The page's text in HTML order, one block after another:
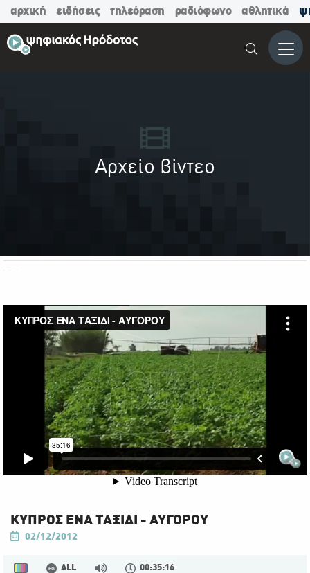
αρχική ειδήσεις τηλεόραση ραδιόφωνο αθλητικά
Μενού
Αρχείο βίντεο
ΚΥΠΡΟΣ ΕΝΑ ΤΑΞΙΔΙ - ΑΥΓΟΡΟΥ
02/12/2012
ALL 00:35:16